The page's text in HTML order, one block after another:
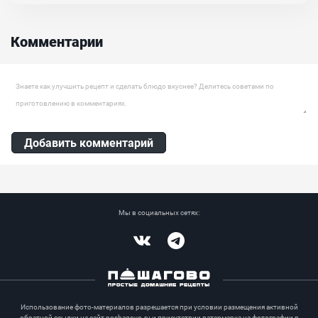
элемент декора для торта или атрибут для фотосессии....
Комментарии
Оставить комментарий
Добавить комментарий
Мы в социальных сетях:
Использование фото-материалов разрешается при условии размещения активной